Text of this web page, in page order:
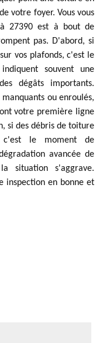
votre foyer. Vous vous
27390 est à bout de
pas. D'abord, si
vos plafonds, c'est le
souvent une
dégâts importants.
ou enroulés,
votre première ligne
si des débris de toiture
c'est le moment de
avancée de
situation s'aggrave.
inspection en bonne et